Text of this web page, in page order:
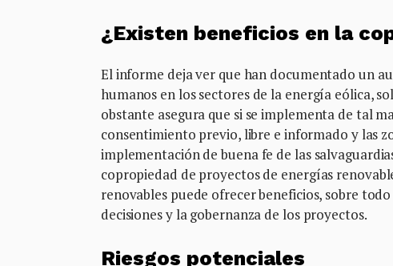
¿Existen beneficios en la
El informe deja ver que han documentado un
humanos en los sectores de la energía eólica,
obstante asegura que si se implementa de tal
consentimiento previo, libre e informado y las
implementación de buena fe de las
copropiedad de proyectos de energías
renovables puede ofrecer beneficios, sobre
decisiones y la gobernanza de los proyectos.
Riesgos potenciales